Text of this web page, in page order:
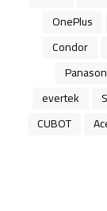
OnePlus
Condor
evertek
CUBOT